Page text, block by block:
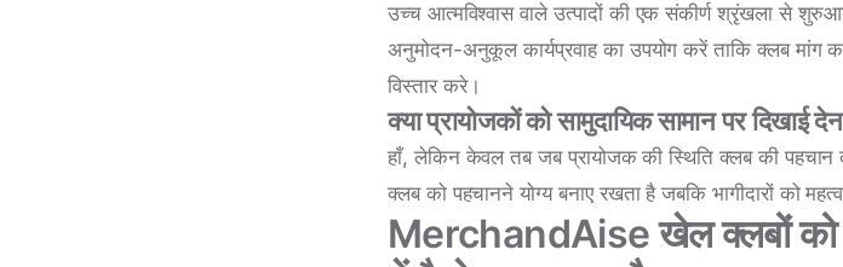
उच्च आत्मविश्वास वाले उत्पादों की एक संकीर्ण श्रृंखला से
अनुमोदन-अनुकूल कार्यप्रवाह का उपयोग करें ताकि क्लब मांग
विस्तार करे।
क्या प्रायोजकों को सामुदायिक सामान पर दिखाई
हाँ, लेकिन केवल तब जब प्रायोजक की स्थिति क्लब की
क्लब को पहचानने योग्य बनाए रखता है जबकि भागीदारों को
MerchandAise खेल क्लबों को